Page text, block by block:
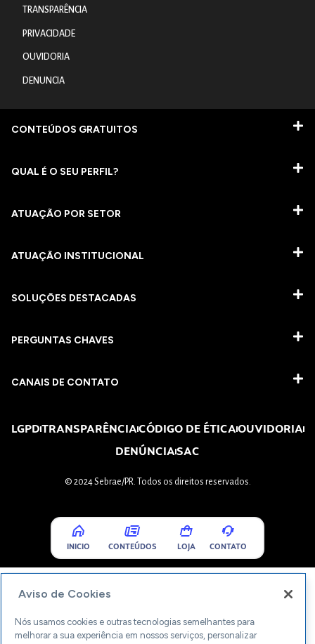
TRANSPARÊNCIA
PRIVACIDADE
OUVIDORIA
DENUNCIA
CONTEÚDOS GRATUITOS
QUAL É O SEU PERFIL?
ATUAÇÃO POR SETOR
ATUAÇÃO INSTITUCIONAL
SOLUÇÕES DESTACADAS
PERGUNTAS CHAVES​
CANAIS DE CONTATO
LGPDTRANSPARÊNCIACÓDIGO DE ÉTICAOUVIDORIA
DENÚNCIASAC
© 2024 Sebrae/PR. Todos os direitos reservados.
INICIO CONTEÚDOS LOJA CONTATO
Aviso de Cookies
Nós usamos cookies e outras tecnologias semelhantes para
melhorar a sua experiência em nossos serviços, personalizar